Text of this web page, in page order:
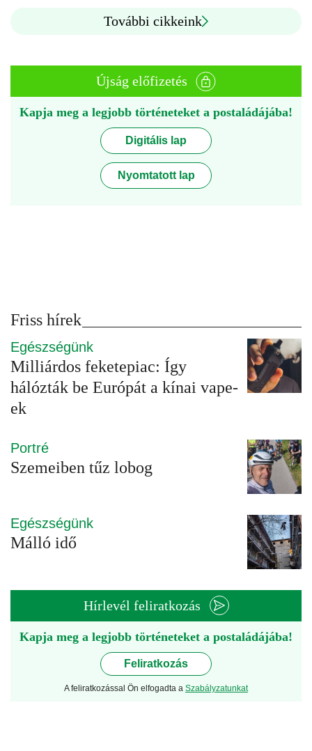
További cikkeink
Újság előfizetés
Kapja meg a legjobb történeteket a postaládájába!
Digitális lap
Nyomtatott lap
Friss hírek
Egészségünk
Milliárdos feketepiac: Így
hálózták be Európát a kínai vape-
ek
Portré
Szemeiben tűz lobog
Egészségünk
Málló idő
Hírlevél feliratkozás
Kapja meg a legjobb történeteket a postaládájába!
Feliratkozás
A feliratkozással Ön elfogadta a Szabályzatunkat